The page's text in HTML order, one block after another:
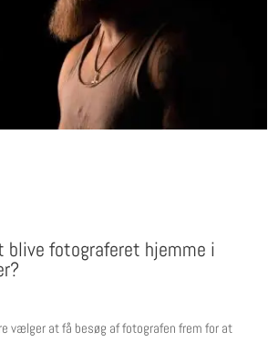
blive fotograferet hjemme i
vælger at få besøg af fotografen frem for at